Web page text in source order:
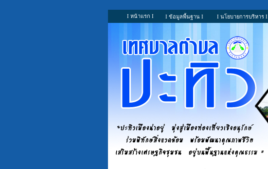
I หน้าแรก I I ข้อมูลพื้นฐาน I I นโยบายการบริหาร I